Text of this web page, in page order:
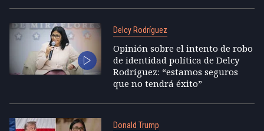
Delcy Rodríguez
Opinión sobre el intento de robo
de identidad política de Delcy
Rodríguez: “estamos seguros
que no tendrá éxito”
Donald Trump